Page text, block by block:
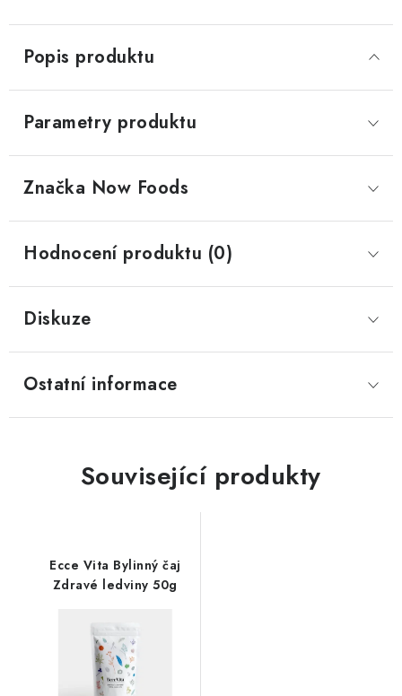
Popis produktu
Parametry produktu
Značka Now Foods
Hodnocení produktu (0)
Diskuze
Ostatní informace
Související produkty
Ecce Vita Bylinný čaj
Zdravé ledviny 50g